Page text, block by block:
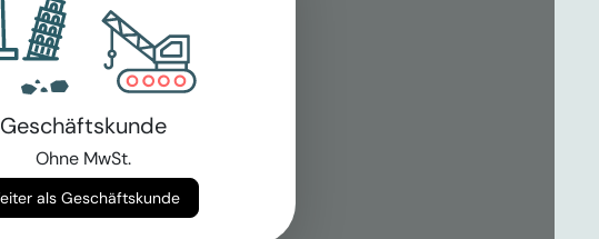
Geschäftskunde
Ohne MwSt.
als Geschäftskunde